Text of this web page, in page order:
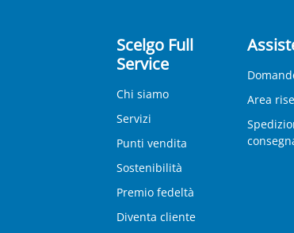
Scelgo Full
Service
Chi siamo
Servizi
Punti vendita
Sostenibilità
Premio fedeltà
Diventa cliente
Area